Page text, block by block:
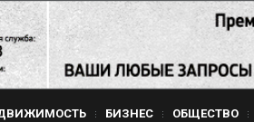
БИЗНЕС ОБЩЕСТВО